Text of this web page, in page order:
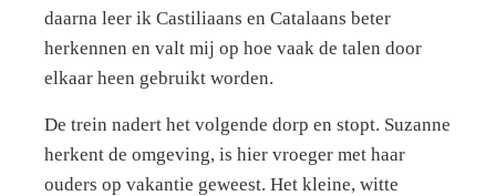
daarna leer ik Castiliaans en Catalaans beter
herkennen en valt mij op hoe vaak de talen door
elkaar heen gebruikt worden.
De trein nadert het volgende dorp en stopt. Suzanne
herkent de omgeving, is hier vroeger met haar
ouders op vakantie geweest. Het kleine, witte